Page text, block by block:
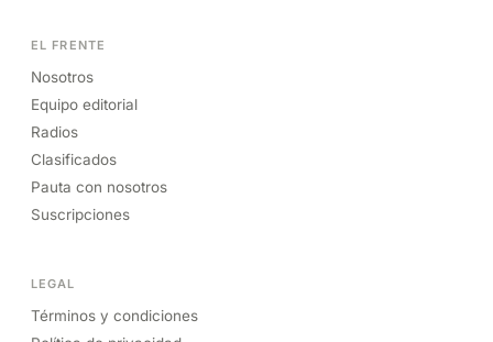
EL FRENTE
Nosotros
Equipo editorial
Radios
Clasificados
Pauta con nosotros
Suscripciones
LEGAL
Términos y condiciones